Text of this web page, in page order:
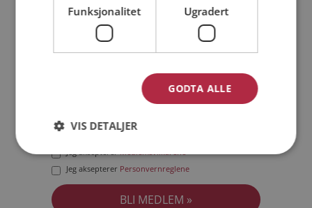
Min alder:
Jeg akseptererMedlemsvilkårene
Jeg aksepterer Personvernreglene
Funksjonalitet Ugradert
GODTA ALLE
VIS DETALJER